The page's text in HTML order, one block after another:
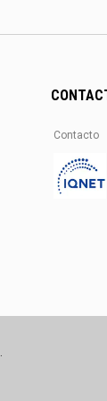
Contacto